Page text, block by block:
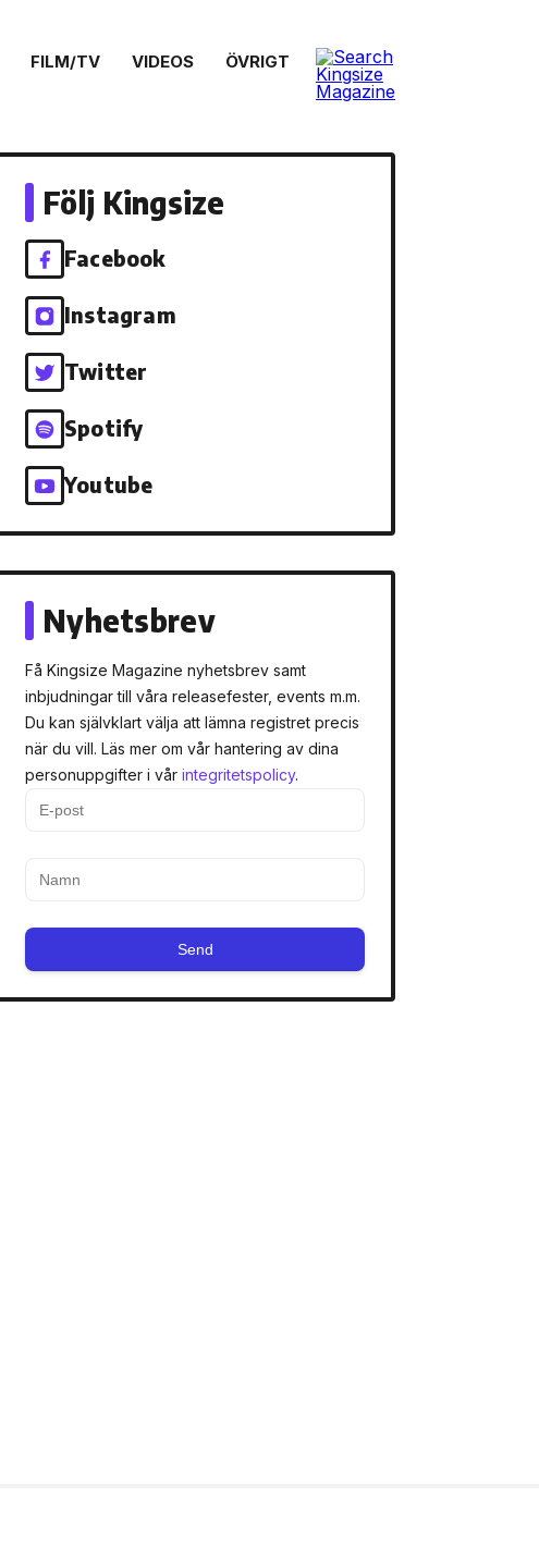
FILM/TV VIDEOS ÖVRIGT
Följ Kingsize
Facebook
Instagram
Twitter
Spotify
Youtube
Nyhetsbrev
Få Kingsize Magazine nyhetsbrev samt
inbjudningar till våra releasefester, events m.m.
Du kan självklart välja att lämna registret precis
när du vill. Läs mer om vår hantering av dina
personuppgifter i vår integritetspolicy.
Send